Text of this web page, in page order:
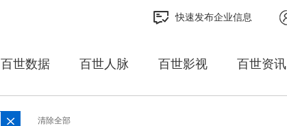
快速发布企业信息
百世数据 百世人脉 百世影视 百世资讯
清除全部